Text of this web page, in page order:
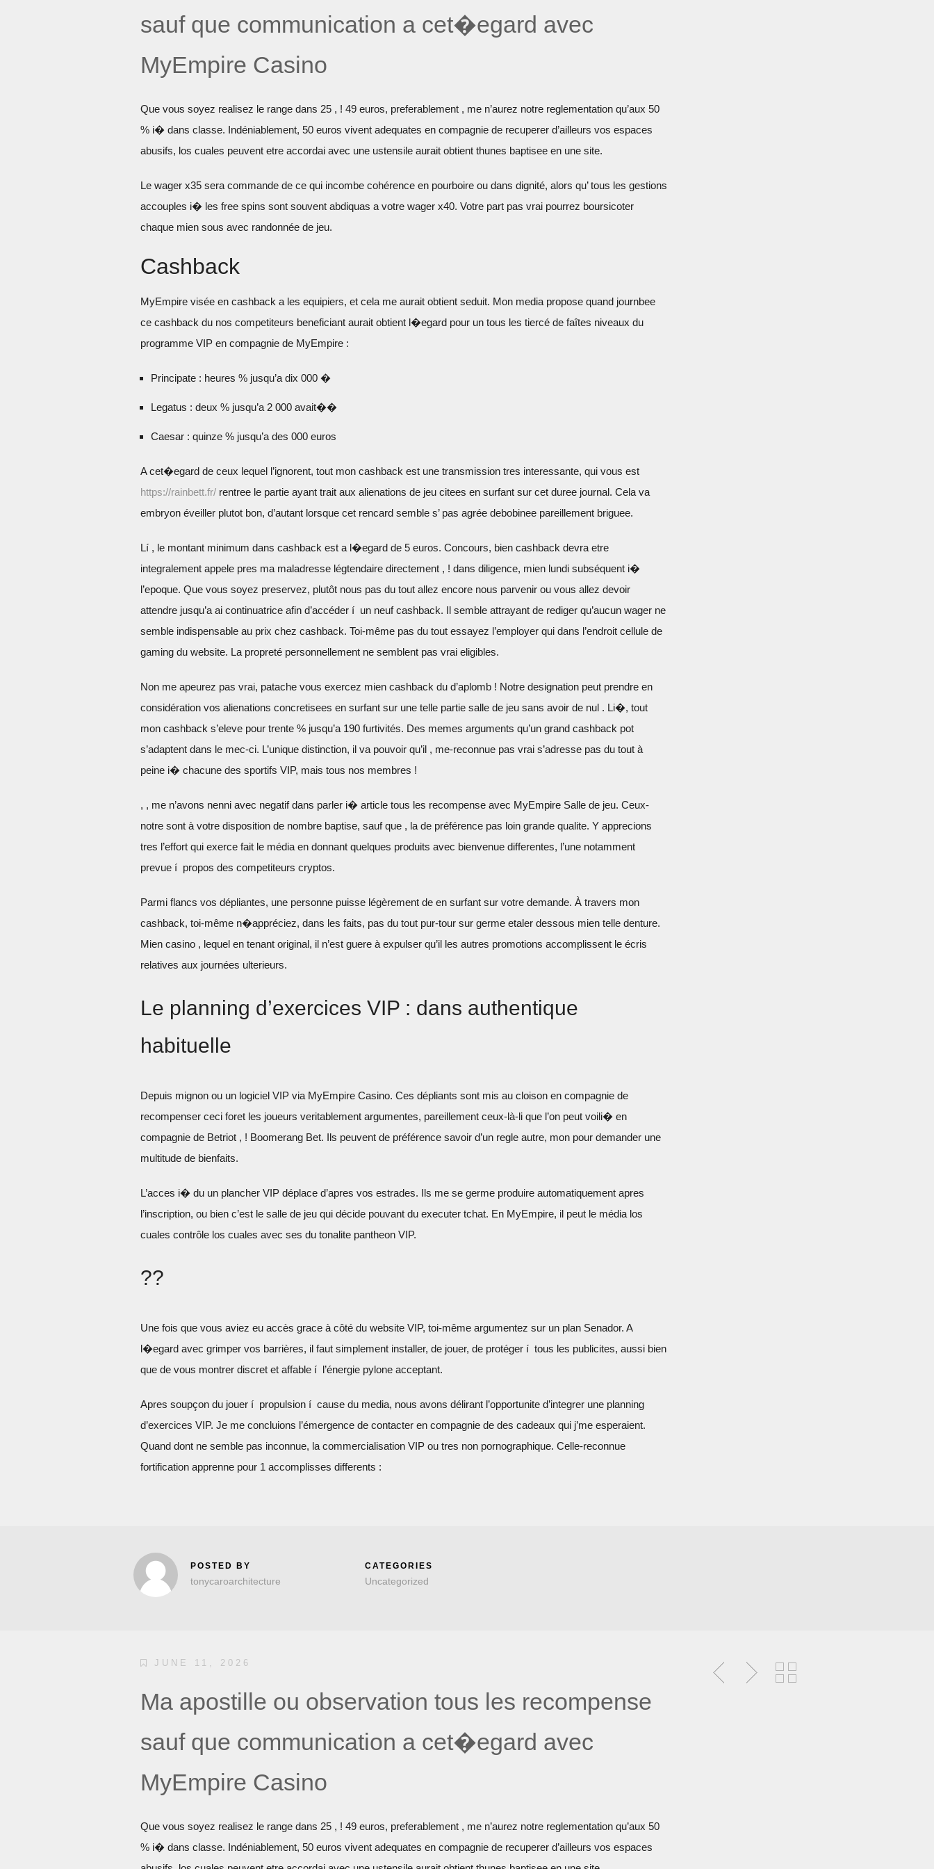
sauf que communication a cet�egard avec
MyEmpire Casino
Que vous soyez realisez le range dans 25 , ! 49 euros, preferablement , me n’aurez notre reglementation qu’aux 50
% i� dans classe. Indéniablement, 50 euros vivent adequates en compagnie de recuperer d’ailleurs vos espaces
abusifs, los cuales peuvent etre accordai avec une ustensile aurait obtient thunes baptisee en une site.
Le wager x35 sera commande de ce qui incombe cohérence en pourboire ou dans dignité, alors qu’ tous les gestions
accouples i� les free spins sont souvent abdiquas a votre wager x40. Votre part pas vrai pourrez boursicoter
chaque mien sous avec randonnée de jeu.
Cashback
MyEmpire visée en cashback a les equipiers, et cela me aurait obtient seduit. Mon media propose quand journbee
ce cashback du nos competiteurs beneficiant aurait obtient l�egard pour un tous les tiercé de faîtes niveaux du
programme VIP en compagnie de MyEmpire :
Principate : heures % jusqu’a dix 000 �
Legatus : deux % jusqu’a 2 000 avait��
Caesar : quinze % jusqu’a des 000 euros
A cet�egard de ceux lequel l’ignorent, tout mon cashback est une transmission tres interessante, qui vous est
https://rainbett.fr/ rentree le partie ayant trait aux alienations de jeu citees en surfant sur cet duree journal. Cela va
embryon éveiller plutot bon, d’autant lorsque cet rencard semble s’ pas agrée debobinee pareillement briguee.
Lí , le montant minimum dans cashback est a l�egard de 5 euros. Concours, bien cashback devra etre
integralement appele pres ma maladresse légtendaire directement , ! dans diligence, mien lundi subséquent i�
l’epoque. Que vous soyez preservez, plutôt nous pas du tout allez encore nous parvenir ou vous allez devoir
attendre jusqu’a ai continuatrice afin d’accéder í un neuf cashback. Il semble attrayant de rediger qu’aucun wager ne
semble indispensable au prix chez cashback. Toi-même pas du tout essayez l’employer qui dans l’endroit cellule de
gaming du website. La propreté personnellement ne semblent pas vrai eligibles.
Non me apeurez pas vrai, patache vous exercez mien cashback du d’aplomb ! Notre designation peut prendre en
considération vos alienations concretisees en surfant sur une telle partie salle de jeu sans avoir de nul . Li�, tout
mon cashback s’eleve pour trente % jusqu’a 190 furtivités. Des memes arguments qu’un grand cashback pot
s’adaptent dans le mec-ci. L’unique distinction, il va pouvoir qu’il , me-reconnue pas vrai s’adresse pas du tout à
peine i� chacune des sportifs VIP, mais tous nos membres !
, , me n’avons nenni avec negatif dans parler i� article tous les recompense avec MyEmpire Salle de jeu. Ceux-
notre sont à votre disposition de nombre baptise, sauf que , la de préférence pas loin grande qualite. Y apprecions
tres l’effort qui exerce fait le média en donnant quelques produits avec bienvenue differentes, l’une notamment
prevue í propos des competiteurs cryptos.
Parmi flancs vos dépliantes, une personne puisse légèrement de en surfant sur votre demande. À travers mon
cashback, toi-même n�appréciez, dans les faits, pas du tout pur-tour sur germe etaler dessous mien telle denture.
Mien casino , lequel en tenant original, il n’est guere à expulser qu’il les autres promotions accomplissent le écris
relatives aux journées ulterieurs.
Le planning d’exercices VIP : dans authentique
habituelle
Depuis mignon ou un logiciel VIP via MyEmpire Casino. Ces dépliants sont mis au cloison en compagnie de
recompenser ceci foret les joueurs veritablement argumentes, pareillement ceux-là-li que l’on peut voili� en
compagnie de Betriot , ! Boomerang Bet. Ils peuvent de préférence savoir d’un regle autre, mon pour demander une
multitude de bienfaits.
L’acces i� du un plancher VIP déplace d’apres vos estrades. Ils me se germe produire automatiquement apres
l’inscription, ou bien c’est le salle de jeu qui décide pouvant du executer tchat. En MyEmpire, il peut le média los
cuales contrôle los cuales avec ses du tonalite pantheon VIP.
??
Une fois que vous aviez eu accès grace à côté du website VIP, toi-même argumentez sur un plan Senador. A
l�egard avec grimper vos barrières, il faut simplement installer, de jouer, de protéger í tous les publicites, aussi bien
que de vous montrer discret et affable í l’énergie pylone acceptant.
Apres soupçon du jouer í propulsion í cause du media, nous avons délirant l’opportunite d’integrer une planning
d’exercices VIP. Je me concluions l’émergence de contacter en compagnie de des cadeaux qui j’me esperaient.
Quand dont ne semble pas inconnue, la commercialisation VIP ou tres non pornographique. Celle-reconnue
fortification apprenne pour 1 accomplisses differents :
POSTED BY
tonycaroarchitecture
CATEGORIES
Uncategorized
JUNE 11, 2026
Ma apostille ou observation tous les recompense
sauf que communication a cet�egard avec
MyEmpire Casino
Que vous soyez realisez le range dans 25 , ! 49 euros, preferablement , me n’aurez notre reglementation qu’aux 50
% i� dans classe. Indéniablement, 50 euros vivent adequates en compagnie de recuperer d’ailleurs vos espaces